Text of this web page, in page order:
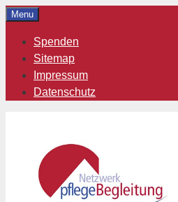
Zum
springen
Menu
Spenden
Sitemap
Impressum
Datenschutz